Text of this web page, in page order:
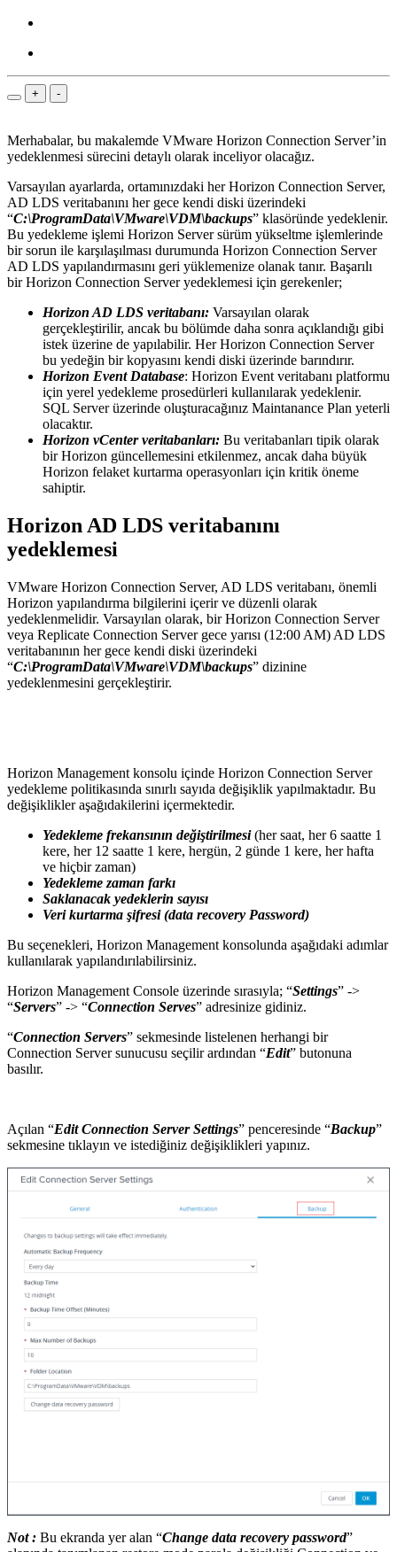
+ -
Merhabalar, bu makalemde VMware Horizon Connection Server’in
yedeklenmesi sürecini detaylı olarak inceliyor olacağız.
Varsayılan ayarlarda, ortamınızdaki her Horizon Connection Server,
AD LDS veritabanını her gece kendi diski üzerindeki
“C:\ProgramData\VMware\VDM\backups” klasöründe yedeklenir.
Bu yedekleme işlemi Horizon Server sürüm yükseltme işlemlerinde
bir sorun ile karşılaşılması durumunda Horizon Connection Server
AD LDS yapılandırmasını geri yüklemenize olanak tanır. Başarılı
bir Horizon Connection Server yedeklemesi için gerekenler;
Horizon AD LDS veritabanı: Varsayılan olarak
gerçekleştirilir, ancak bu bölümde daha sonra açıklandığı gibi
istek üzerine de yapılabilir. Her Horizon Connection Server
bu yedeğin bir kopyasını kendi diski üzerinde barındırır.
Horizon Event Database: Horizon Event veritabanı platformu
için yerel yedekleme prosedürleri kullanılarak yedeklenir.
SQL Server üzerinde oluşturacağınız Maintanance Plan yeterli
olacaktır.
Horizon vCenter veritabanları: Bu veritabanları tipik olarak
bir Horizon güncellemesini etkilenmez, ancak daha büyük
Horizon felaket kurtarma operasyonları için kritik öneme
sahiptir.
Horizon AD LDS veritabanını
yedeklemesi
VMware Horizon Connection Server, AD LDS veritabanı, önemli
Horizon yapılandırma bilgilerini içerir ve düzenli olarak
yedeklenmelidir. Varsayılan olarak, bir Horizon Connection Server
veya Replicate Connection Server gece yarısı (12:00 AM) AD LDS
veritabanının her gece kendi diski üzerindeki
“C:\ProgramData\VMware\VDM\backups” dizinine
yedeklenmesini gerçekleştirir.
Horizon Management konsolu içinde Horizon Connection Server
yedekleme politikasında sınırlı sayıda değişiklik yapılmaktadır. Bu
değişiklikler aşağıdakilerini içermektedir.
Yedekleme frekansının değiştirilmesi(her saat, her 6 saatte 1
kere, her 12 saatte 1 kere, hergün, 2 günde 1 kere, her hafta
ve hiçbir zaman)
Yedekleme zaman farkı
Saklanacak yedeklerin sayısı
Veri kurtarma şifresi (data recovery Password)
Bu seçenekleri, Horizon Management konsolunda aşağıdaki adımlar
kullanılarak yapılandırılabilirsiniz.
Horizon Management Console üzerinde sırasıyla; “Settings” ->
“Servers” -> “Connection Serves” adresinize gidiniz.
“Connection Servers” sekmesinde listelenen herhangi bir
Connection Server sunucusu seçilir ardından “Edit” butonuna
basılır.
Açılan “Edit Connection Server Settings” penceresinde “Backup”
sekmesine tıklayın ve istediğiniz değişiklikleri yapınız.
Not : Bu ekranda yer alan “Change data recovery password”